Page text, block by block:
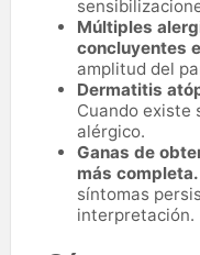
Múltiples
concluyentes
amplitud del
Dermatitis
Cuando existe
alérgico.
Ganas de
más completa.
síntomas
interpretación.